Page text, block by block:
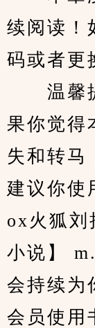
续阅读！
码或者更
温馨提
果你觉得
失和转马
建议你
ox火狐刘
小说】
会持续为
会员使用